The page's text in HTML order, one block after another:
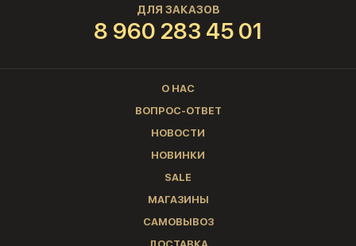
ДЛЯ ЗАКАЗОВ
8 960 283 45 01
О НАС
ВОПРОС-ОТВЕТ
НОВОСТИ
НОВИНКИ
SALE
МАГАЗИНЫ
САМОВЫВОЗ